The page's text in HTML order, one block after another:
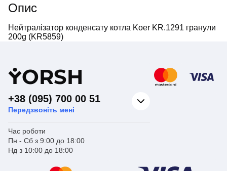
Опис
Нейтралізатор конденсату котла Koer KR.1291 гранули
200g (KR5859)
YORSH
+38 (095) 700 00 51
Передзвоніть мені
Час роботи
Пн - Сб з 9:00 до 18:00
Нд з 10:00 до 18:00